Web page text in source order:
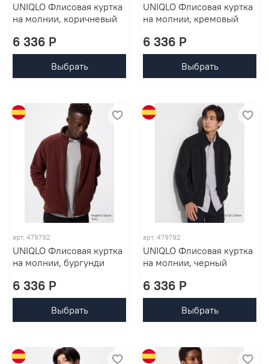
UNIQLO Флисовая куртка
на молнии, коричневый
6 336 P
Выбрать
UNIQLO Флисовая куртка
на молнии, кремовый
6 336 P
Выбрать
арт. 479792
UNIQLO Флисовая куртка
на молнии, бургунди
6 336 P
Выбрать
арт. 479792
UNIQLO Флисовая куртка
на молнии, черный
6 336 P
Выбрать